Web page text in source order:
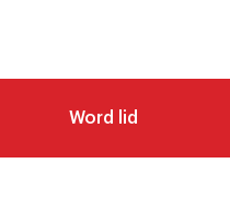
Word lid